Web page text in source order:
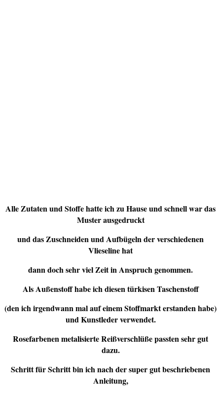
Alle Zutaten und Stoffe hatte ich zu Hause und schnell war das
Muster ausgedruckt
und das Zuschneiden und Aufbügeln der verschiedenen
Vlieseline hat
dann doch sehr viel Zeit in Anspruch genommen.
Als Außenstoff habe ich diesen türkisen Taschenstoff
(den ich irgendwann mal auf einem Stoffmarkt erstanden habe)
und Kunstleder verwendet.
Rosefarbenen metalisierte Reißverschlüße passten sehr gut
dazu.
Schritt für Schritt bin ich nach der super gut beschriebenen
Anleitung,